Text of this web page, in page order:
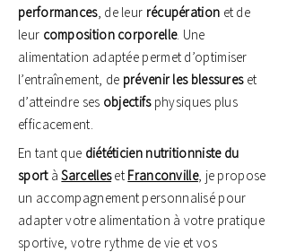
performances, de leur récupération et de
leur composition corporelle. Une
alimentation adaptée permet d’optimiser
l’entraînement, de prévenir les blessureset
d’atteindre ses objectifsphysiques plus
efficacement.
En tant que diététicien nutritionniste du
sportàSarcelleset Franconville, je propose
un accompagnement personnalisé pour
adapter votre alimentation à votre pratique
sportive, votre rythme de vie et vos